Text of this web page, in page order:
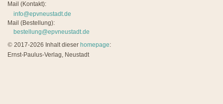
Mail (Kontakt):
info@epvneustadt.de
Mail (Bestellung):
bestellung@epvneustadt.de
© 2017-2026 Inhalt dieser homepage:
Ernst-Paulus-Verlag, Neustadt